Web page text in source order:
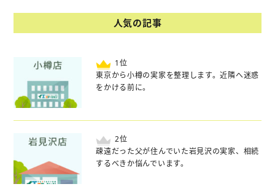
人気の記事
位
東京から小樽の実家を整理します。近隣へ迷惑
をかける前に。
位
疎遠だった父が住んでいた岩見沢の実家、相続
するべきか悩んでいます。